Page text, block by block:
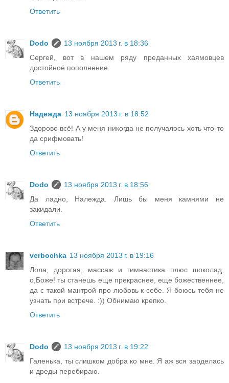
Ответить
Dodo
13 ноября 2013 г. в 18:36
Сергей, вот в нашем ряду преданных хаямовцев
достойноё пополнение.
Ответить
Надежда 13 ноября 2013 г. в 18:52
Здорово всё! А у меня никогда не получалось хоть что-то
да срифмовать!
Ответить
Dodo
13 ноября 2013 г. в 18:56
Да ладно, Належда. Лишь бы меня камнями не
закидали.
Ответить
verbochka 13 ноября 2013 г. в 19:16
Лола, дорогая, массаж и гимнастика плюс шоколад,
о,Боже! ты станешь еще прекраснее, еще божественнее,
да с такой мантрой про любовь к себе. Я боюсь тебя не
узнать при встрече. :)) Обнимаю крепко.
Ответить
Dodo
13 ноября 2013 г. в 19:22
Галенька, ты слишком добра ко мне. Я аж вся зарделась
и дреды перебираю.